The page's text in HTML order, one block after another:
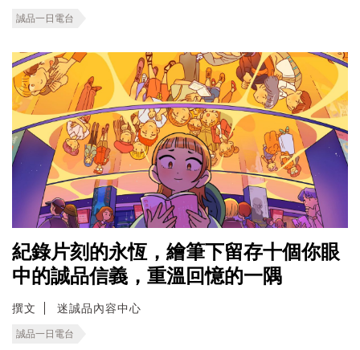
誠品一日電台
紀錄片刻的永恆，繪筆下留存十個你眼
中的誠品信義，重溫回憶的一隅
撰文 迷誠品內容中心
誠品一日電台